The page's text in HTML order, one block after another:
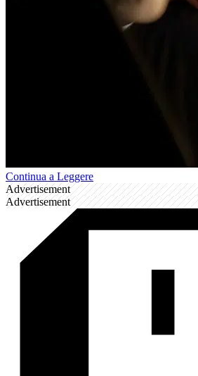
Continua a Leggere
Advertisement
Advertisement